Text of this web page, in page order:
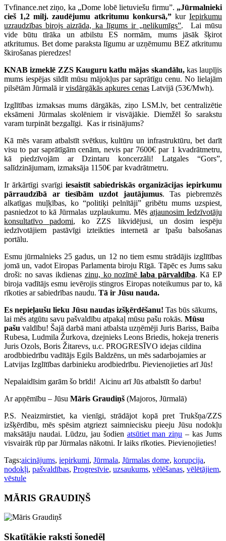
Tvfinance.net ziņo, ka „Dome lobē lietuviešu firmu”. „Jūrmalnieki
cieš 1,2 milj. zaudējumu atkritumu konkursā,”kurIepirkumu
uzraudzības birojs aizrāda, ka līgums ir „nelikumīgs”. Lai mūsu
vide būtu tīrāka un atbilstu ES normām, mums jāsāk šķirot
atkritumus. Bet dome paraksta līgumu ar uzņēmumu BEZ atkritumu
škirošanas pieredzes!
KNAB izmeklē ZZS Kauguru katlu mājas skandālu,kas laupījis
mums iespējas sildīt mūsu mājokļus par saprātīgu cenu. No lielajām
pilsētām Jūrmalā irvisdārgākās apkures cenas Latvijā (53€/Mwh).
Izglītības izmaksas mums dārgākās, ziņo LSM.lv, bet centralizētie
eksāmeni Jūrmalas skolēniem ir visvājākie. Diemžēl šo sarakstu
varam turpināt bezgalīgi. Kas ir risinājums?
Kā mēs varam atbalstīt svētkus, kultūru un infrastruktūru, bet darīt
visu to par saprātīgām cenām, nevis par 7600€ par 1 kvadrātmetru,
kā piedzīvojām ar Dzintaru koncerzāli! Latgales “Gors”,
salīdzinājumam, izmaksāja 1150€ par kvadrātmetru.
Ir ārkārtīgi svarīgi iesaistīt sabiedriskās organizācijas iepirkumu
pārraudzībā ar tiesībām uzdot jautājumus. Tas piebremzēs
alkatīgas muļķības, ko “politiķi pelnītāji” gribētu mums uzspiest,
pasniedzot to kā Jūrmalas uzplaukumu. Mēs atjaunosim Iedzīvotāju
konsultatīvo padomi, ko ZZS likvidējusi, un dosim iespēju
iedzīvotājiem pastāvīgi izteikties internetā ar īpašu balsošanas
portālu.
Esmu jūrmalnieks 25 gadus, un 12 no tiem esmu strādājis izglītības
jomā un, vadot Eiropas Parlamenta biroju Rīgā. Tāpēc es Jums saku
droši: no savas ikdienas zinu, ko nozīmē laba pārvaldība. Kā EP
biroja vadītājs esmu ievērojis stingros Eiropas noteikumus par to, kā
rīkoties ar sabiedrības naudu. Tā ir Jūsu nauda.
Es nepieļaušu lieku Jūsu naudas izšķērdēšanu! Tas būs sākums,
lai mēs atgūtu savu pašvaldību atpakaļ mūsu pašu rokās. Mūsu
pašu valdību! Šajā darbā mani atbalsta uzņēmēji Juris Bariss, Baiba
Rubesa, Ludmila Žurkova, dzejnieks Leons Briedis, hokeja treneris
Juris Ozols, Boris Žitarevs, u.c. PROGRESĪVO idejas cildina
arodbbiedrību vadītājs Egils Baldzēns, un mēs sadarbojamies ar
Latvijas Izglītības darbinieku arodbiedrību. Pievienojieties arī Jūs!
Nepalaidīsim garām šo brīdi! Aicinu arī Jūs atbalstīt šo darbu!
Ar apņēmību – Jūsu Māris Graudiņš (Majoros, Jūrmalā)
P.S. Neaizmirstiet, ka vienīgi, strādājot kopā pret Trukšņa/ZZS
izšķērdību, mēs spēsim atgriezt saimniecisku pieeju Jūsu nodokļu
maksātāju naudai. Lūdzu, jau šodien atsūtiet man ziņu – kas Jums
visvairāk rūp par Jūrmalas nākotni. Ir laiks rīkoties. Pievienojieties!
Tags:aicinājums, iepirkumi, Jūrmala, Jūrmalas dome, korupcija,
nodokļi, pašvaldības, Progresīvie, uzsaukums, vēlēšanas, vēlētājiem,
vēstule
MĀRIS GRAUDIŅŠ
Skatītākie raksti šonedēļ